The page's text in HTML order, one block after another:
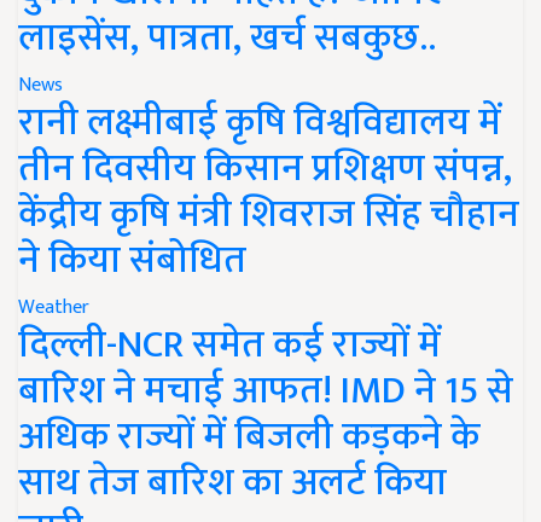
लाइसेंस, पात्रता, खर्च सबकुछ..
News
रानी लक्ष्मीबाई कृषि विश्वविद्यालय में
तीन दिवसीय किसान प्रशिक्षण संपन्न,
केंद्रीय कृषि मंत्री शिवराज सिंह चौहान
ने किया संबोधित
Weather
दिल्ली-NCR समेत कई राज्यों में
बारिश ने मचाई आफत! IMD ने 15 से
अधिक राज्यों में बिजली कड़कने के
साथ तेज बारिश का अलर्ट किया